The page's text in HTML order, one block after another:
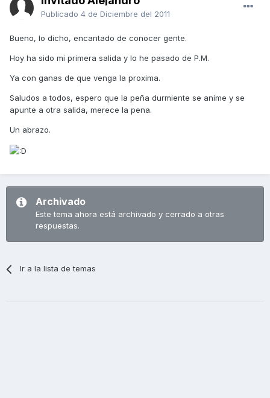
Publicado 4 de Diciembre del 2011
Bueno, lo dicho, encantado de conocer gente.
Hoy ha sido mi primera salida y lo he pasado de P.M.
Ya con ganas de que venga la proxima.
Saludos a todos, espero que la peña durmiente se anime y se
apunte a otra salida, merece la pena.
Un abrazo.
Archivado
Este tema ahora está archivado y cerrado a otras
respuestas.
Ir a la lista de temas